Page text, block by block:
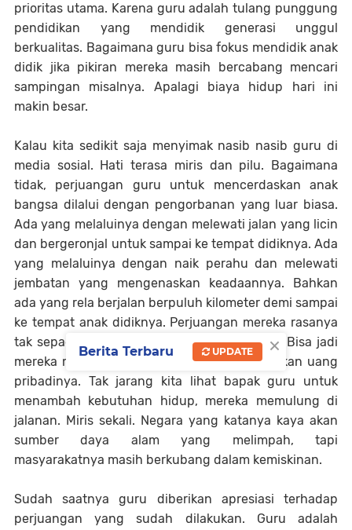
prioritas utama. Karena guru adalah tulang punggung
pendidikan yang mendidik generasi unggul
berkualitas. Bagaimana guru bisa fokus mendidik anak
didik jika pikiran mereka masih bercabang mencari
sampingan misalnya. Apalagi biaya hidup hari ini
makin besar.
Kalau kita sedikit saja menyimak nasib nasib guru di
media sosial. Hati terasa miris dan pilu. Bagaimana
tidak, perjuangan guru untuk mencerdaskan anak
bangsa dilalui dengan pengorbanan yang luar biasa.
Ada yang melaluinya dengan melewati jalan yang licin
dan bergeronjal untuk sampai ke tempat didiknya. Ada
yang melaluinya dengan naik perahu dan melewati
jembatan yang mengenaskan keadaannya. Bahkan
ada yang rela berjalan berpuluh kilometer demi sampai
ke tempat anak didiknya. Perjuangan mereka rasanya
tak sepadan dengan gaji yang diperolehnya. Bisa jadi
mereka malah berkorban dengan mengeluarkan uang
pribadinya. Tak jarang kita lihat bapak guru untuk
menambah kebutuhan hidup, mereka memulung di
jalanan. Miris sekali. Negara yang katanya kaya akan
sumber daya alam yang melimpah, tapi
masyarakatnya masih berkubang dalam kemiskinan.
Sudah saatnya guru diberikan apresiasi terhadap
perjuangan yang sudah dilakukan. Guru adalah
×
Berita Terbaru UPDATE